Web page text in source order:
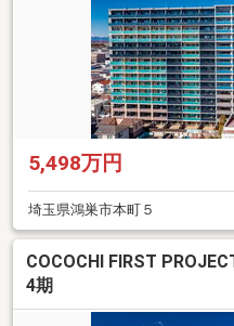
5,498万円
埼玉県鴻巣市本町５
COCOCHI FIRST
4期